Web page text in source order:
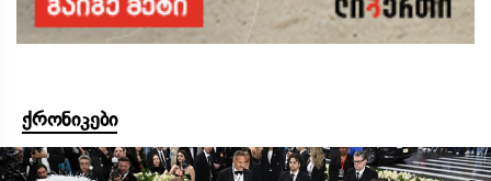
ქრონიკები